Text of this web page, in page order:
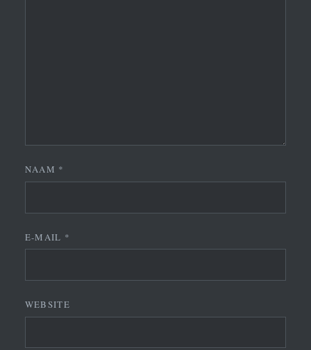
NAAM *
E-MAIL *
WEBSITE